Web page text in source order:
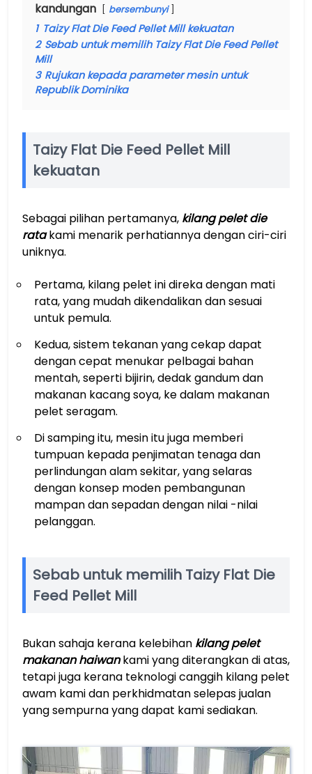
kandungan bersembunyi
1 Taizy Flat Die Feed Pellet Mill kekuatan
2 Sebab untuk memilih Taizy Flat Die Feed Pellet
Mill
3 Rujukan kepada parameter mesin untuk
Republik Dominika
Taizy Flat Die Feed Pellet Mill
kekuatan
Sebagai pilihan pertamanya, kilang pelet die
ratakami menarik perhatiannya dengan ciri-ciri
uniknya.
Pertama, kilang pelet ini direka dengan mati
rata, yang mudah dikendalikan dan sesuai
untuk pemula.
Kedua, sistem tekanan yang cekap dapat
dengan cepat menukar pelbagai bahan
mentah, seperti bijirin, dedak gandum dan
makanan kacang soya, ke dalam makanan
pelet seragam.
Di samping itu, mesin itu juga memberi
tumpuan kepada penjimatan tenaga dan
perlindungan alam sekitar, yang selaras
dengan konsep moden pembangunan
mampan dan sepadan dengan nilai -nilai
pelanggan.
Sebab untuk memilih Taizy Flat Die
Feed Pellet Mill
Bukan sahaja kerana kelebihan kilang pelet
makanan haiwankami yang diterangkan di atas,
tetapi juga kerana teknologi canggih kilang pelet
awam kami dan perkhidmatan selepas jualan
yang sempurna yang dapat kami sediakan.